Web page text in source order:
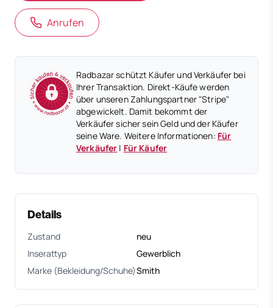
Anrufen
Radbazar schützt Käufer und Verkäufer bei
Ihrer Transaktion. Direkt-Käufe werden
über unseren Zahlungspartner "Stripe"
abgewickelt. Damit bekommt der
Verkäufer sicher sein Geld und der Käufer
seine Ware. Weitere Informationen: Für
Verkäufer | Für Käufer
Details
Zustand
neu
Inserattyp
Gewerblich
Marke (Bekleidung/Schuhe)Smith